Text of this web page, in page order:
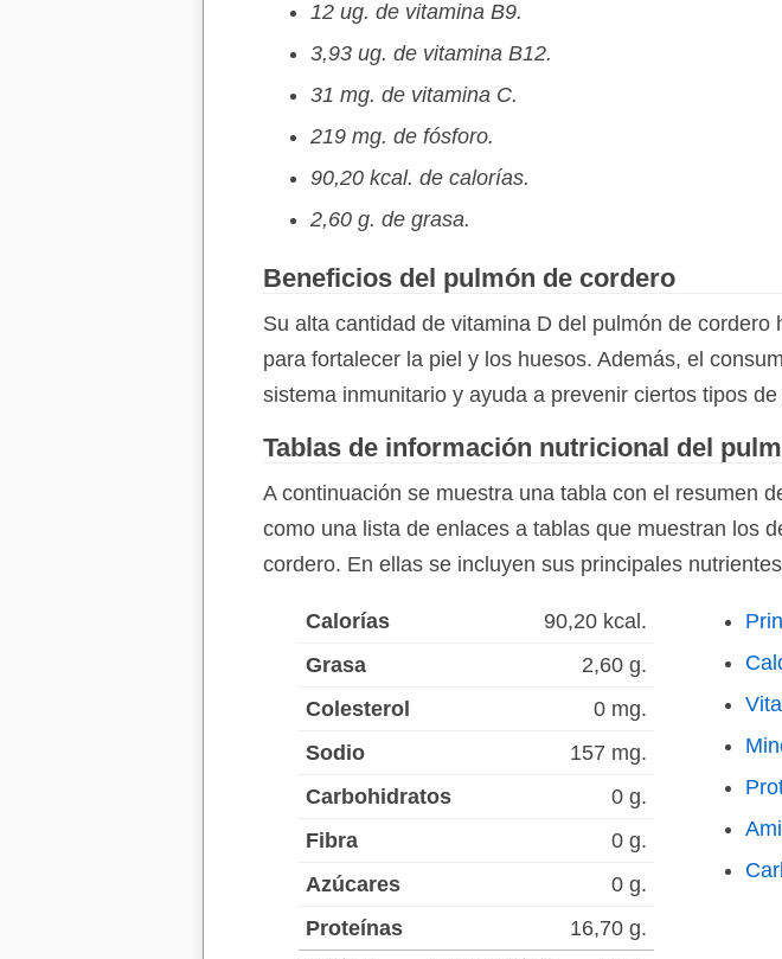
12 ug. de vitamina B9.
3,93 ug. de vitamina B12.
31 mg. de vitamina C.
219 mg. de fósforo.
90,20 kcal. de calorías.
2,60 g. de grasa.
Beneficios del pulmón de cordero
Su alta cantidad de vitamina D del pulmón de
para fortalecer la piel y los huesos. Además, el
sistema inmunitario y ayuda a prevenir ciertos tipos de
Tablas de información nutricional del
A continuación se muestra una tabla con el resumen
como una lista de enlaces a tablas que muestran los
cordero. En ellas se incluyen sus principales
Calorías
90,20 kcal.
Grasa
2,60 g.
Colesterol
0 mg.
Sodio
157 mg.
Carbohidratos
0 g.
Fibra
0 g.
Azúcares
0 g.
Proteínas
16,70 g.